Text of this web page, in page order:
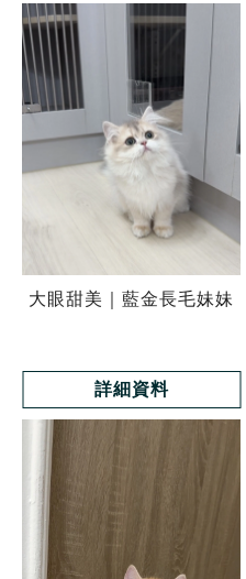
大眼甜美｜藍金長毛妹妹
詳細資料